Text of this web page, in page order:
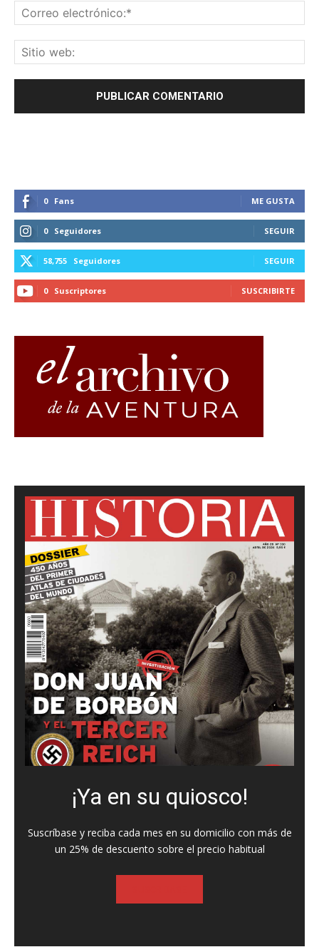
0 Fans ME GUSTA
0 Seguidores SEGUIR
58,755 Seguidores SEGUIR
0 Suscriptores SUSCRIBIRTE
¡Ya en su quiosco!
Suscríbase y reciba cada mes en su domicilio con más de
un 25% de descuento sobre el precio habitual